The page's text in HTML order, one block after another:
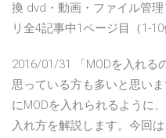
換 dvd・動画・ファイル管
リ全4記事中1ページ目（1-
2016/01/31 「MODを入れる
思っている方も多いと思い
にMODを入れられるように
入れ方を解説します。今回